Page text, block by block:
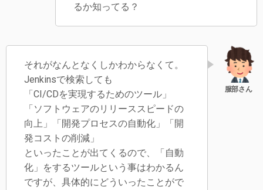
るか知ってる？
それがなんとなくしかわからなくて。
Jenkinsで検索しても
「CI/CDを実現するためのツール」
「ソフトウェアのリリーススピードの
向上」「開発プロセスの自動化」「開
発コストの削減」
といったことが出てくるので、「自動
化」をするツールという事はわかるん
ですが、具体的にどういったことがで